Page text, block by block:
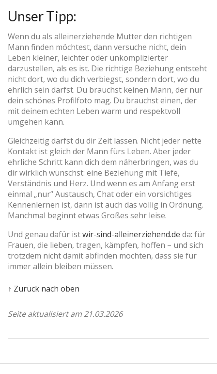
Unser Tipp:
Wenn du als alleinerziehende Mutter den richtigen
Mann finden möchtest, dann versuche nicht, dein
Leben kleiner, leichter oder unkomplizierter
darzustellen, als es ist. Die richtige Beziehung entsteht
nicht dort, wo du dich verbiegst, sondern dort, wo du
ehrlich sein darfst. Du brauchst keinen Mann, der nur
dein schönes Profilfoto mag. Du brauchst einen, der
mit deinem echten Leben warm und respektvoll
umgehen kann.
Gleichzeitig darfst du dir Zeit lassen. Nicht jeder nette
Kontakt ist gleich der Mann fürs Leben. Aber jeder
ehrliche Schritt kann dich dem näherbringen, was du
dir wirklich wünschst: eine Beziehung mit Tiefe,
Verständnis und Herz. Und wenn es am Anfang erst
einmal „nur“ Austausch, Chat oder ein vorsichtiges
Kennenlernen ist, dann ist auch das völlig in Ordnung.
Manchmal beginnt etwas Großes sehr leise.
Und genau dafür istwir-sind-alleinerziehend.de da: für
Frauen, die lieben, tragen, kämpfen, hoffen – und sich
trotzdem nicht damit abfinden möchten, dass sie für
immer allein bleiben müssen.
↑ Zurück nach oben
Seite aktualisiert am 21.03.2026